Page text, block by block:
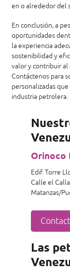
en o alrededor del
En conclusión, a
oportunidades
la experiencia
sostenibilidad y
valor y contribuir al
Contáctenos para
personalizadas
industria petrolera.
Orinoco
Edif. Torre
Calle el
Matanzas/
Contact
Las